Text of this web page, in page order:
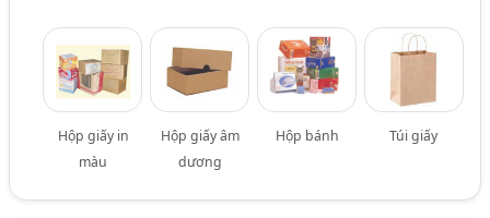
Hộp giấy in
màu
Hộp giấy âm
dương
Hộp bánh Túi giấy